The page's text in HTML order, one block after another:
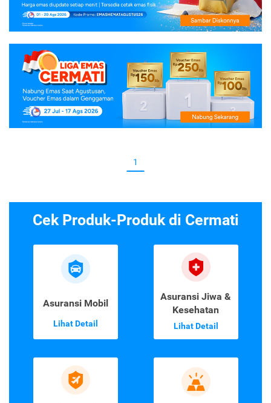
1
Cek Produk-Produk di Cermati
Asuransi Mobil
Lihat Detail
Asuransi Jiwa &
Kesehatan
Lihat Detail